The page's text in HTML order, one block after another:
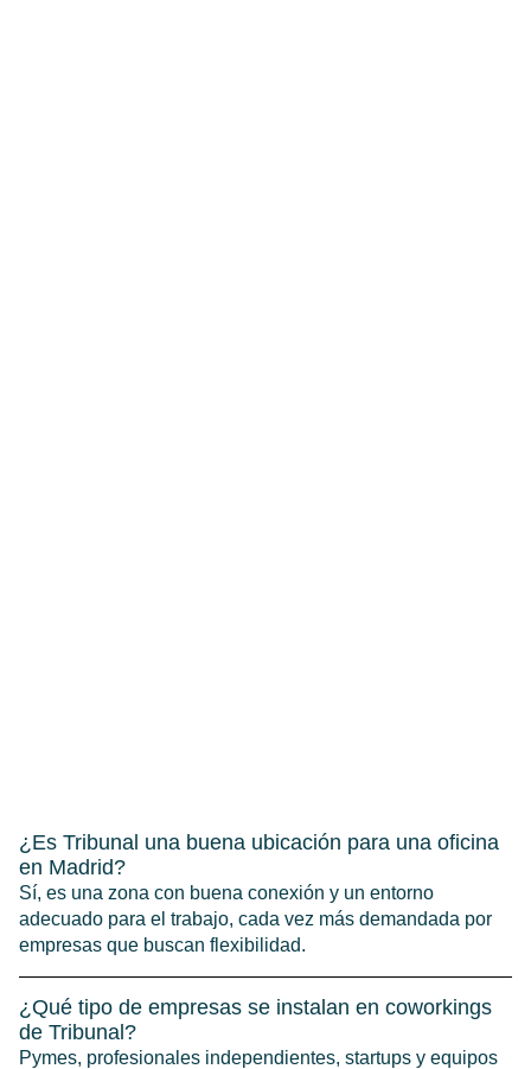
¿Es Tribunal una buena ubicación para una oficina
en Madrid?
Sí, es una zona con buena conexión y un entorno
adecuado para el trabajo, cada vez más demandada por
empresas que buscan flexibilidad.
¿Qué tipo de empresas se instalan en coworkings
de Tribunal?
Pymes, profesionales independientes, startups y equipos